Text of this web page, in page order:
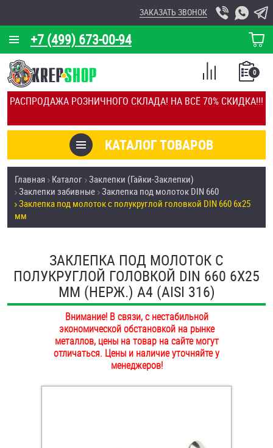
РАСПРОДАЖА РОЗНИЧНОГО СКЛАДА! НА ВСЁ 70% СКИДКА!!!
+7 (499) 673-00-94
ЗАКАЗАТЬ ЗВОНОК
КОРЗИНА
О КОМПАНИИ
КАЛЬКУЛЯТОР
ОТЗЫВЫ
УСЛУГИ
СКИДКИ
ПОКУПАТЕЛЯМ
ОПЛАТА И ДОСТАВКА
НАШИ МАГАЗИНЫ
КАТАЛОГ ТОВАРОВ
0
СПИСОК
СРАВНЕНИЕ
Товары со скидкой
Анкеры
Антивандальный крепёж, инструмент
Болты и винты
Дюбели
Дюймовый крепёж
Главная Каталог Заклепки (Гайки-Заклепки)
Заклепки забивные Заклепка под молоток DIN 660
Заклепка под молоток с полукруглой головкой DIN 660 6х25
мм
ЗАКЛЕПКА ПОД МОЛОТОК С
ПОЛУКРУГЛОЙ ГОЛОВКОЙ DIN 660 6Х25
ММ (НЕРЖ.) A4 (AISI 316)
Внимание! В связи, с нестабильной
экономической обстановкой на рынке
металлов, цены на товар на сайте могут
отличаться. Цены и наличие уточняйте у
менеджеров!